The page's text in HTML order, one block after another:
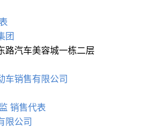
团
路汽车美容城一栋二层
车销售有限公司
销售代表
限公司